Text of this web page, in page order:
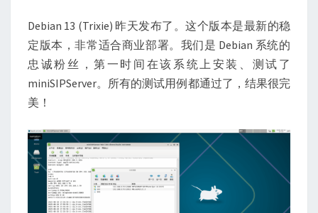
Debian 13 (Trixie) 昨天发布了。这个版本是最新的稳
定版本，非常适合商业部署。我们是 Debian 系统的
忠诚粉丝，第一时间在该系统上安装、测试了
miniSIPServer。所有的测试用例都通过了，结果很完
美！